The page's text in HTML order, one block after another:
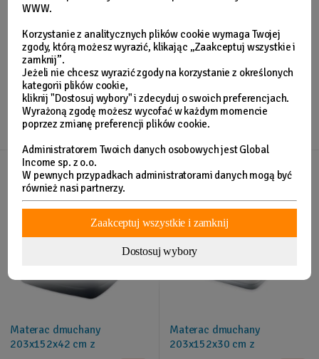
Materac dmuchany
191x99x25 cm z
wbudowaną pompką
elektryczną INTEX 64146ND
119,99 zł
203x152x25 cm z
wbudowaną pompką
elektryczną INTEX 64150
139,99 zł
Materac dmuchany
203x152x42 cm z
Materac dmuchany
203x152x30 cm z
WWW.
Korzystanie z analitycznych plików cookie wymaga Twojej
zgody, którą możesz wyrazić, klikając „Zaakceptuj wszystkie i
zamknij”.
Jeżeli nie chcesz wyrazić zgody na korzystanie z określonych
kategorii plików cookie,
kliknij "Dostosuj wybory" i zdecyduj o swoich preferencjach.
Wyrażoną zgodę możesz wycofać w każdym momencie
poprzez zmianę preferencji plików cookie.
Administratorem Twoich danych osobowych jest Global
Income sp. z o.o.
W pewnych przypadkach administratorami danych mogą być
również nasi partnerzy.
Dostosuj wybory
Zaakceptuj wszystkie i zamknij